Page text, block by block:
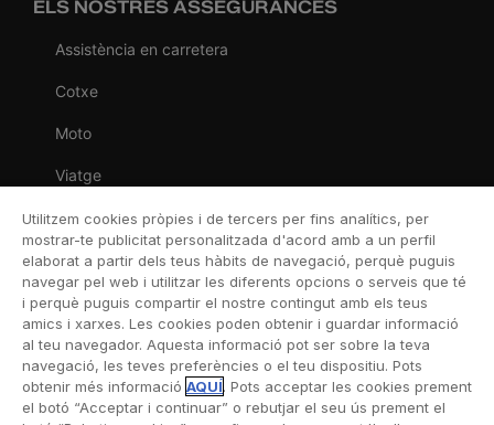
ELS NOSTRES ASSEGURANCES
Assistència en carretera
Cotxe
Moto
Viatge
Llar
Vida
Decessos
Dental
Esportiva
Utilitzem cookies pròpies i de tercers per fins analítics, per
mostrar-te publicitat personalitzada d'acord amb a un perfil
elaborat a partir dels teus hàbits de navegació, perquè puguis
navegar pel web i utilitzar les diferents opcions o serveis que té
i perquè puguis compartir el nostre contingut amb els teus
amics i xarxes. Les cookies poden obtenir i guardar informació
al teu navegador. Aquesta informació pot ser sobre la teva
navegació, les teves preferències o el teu dispositiu. Pots
obtenir més informació AQUÍ. Pots acceptar les cookies prement
el botó “Acceptar i continuar” o rebutjar el seu ús prement el